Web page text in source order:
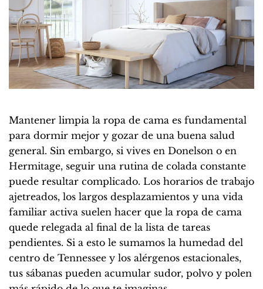
Mantener limpia la ropa de cama es fundamental
para dormir mejor y gozar de una buena salud
general. Sin embargo, si vives en Donelson o en
Hermitage, seguir una rutina de colada constante
puede resultar complicado. Los horarios de trabajo
ajetreados, los largos desplazamientos y una vida
familiar activa suelen hacer que la ropa de cama
quede relegada al final de la lista de tareas
pendientes. Si a esto le sumamos la humedad del
centro de Tennessee y los alérgenos estacionales,
tus sábanas pueden acumular sudor, polvo y polen